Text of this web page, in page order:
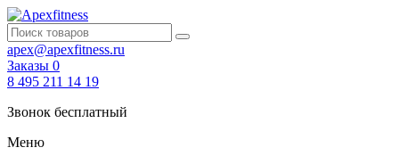
apex@apexfitness.ru
Заказы 0
8 495 211 14 19
Звонок бесплатный
Меню